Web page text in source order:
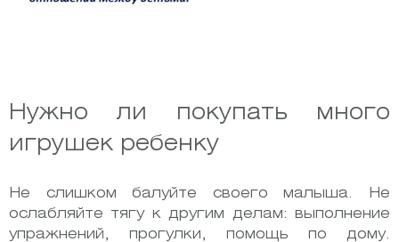
Нужно ли покупать много
игрушек ребенку
Не слишком балуйте своего малыша. Не
ослабляйте тягу к другим делам: выполнение
упражнений, прогулки, помощь по дому.